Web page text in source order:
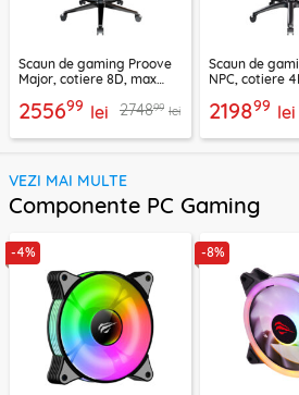
Scaun de gaming Proove
Major, cotiere 8D, max
255699 lei 274899 lei
Scaun de
NPC, cotiere
219899 lei
VEZI MAI MULTE
Componente PC Gaming
-4% -8%